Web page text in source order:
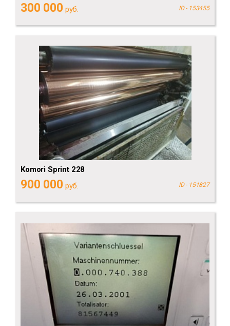
300 000 руб. ID - 153455
Komori Sprint 228
900 000 руб. ID - 151827